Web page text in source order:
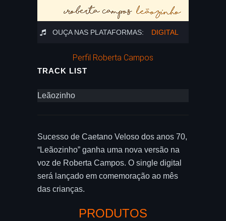
OUÇA NAS PLATAFORMAS: DIGITAL
Perfil Roberta Campos
TRACK LIST
Leãozinho
Sucesso de Caetano Veloso dos anos 70,
“Leãozinho” ganha uma nova versão na
voz de Roberta Campos. O single digital
será lançado em comemoração ao mês
das crianças.
PRODUTOS